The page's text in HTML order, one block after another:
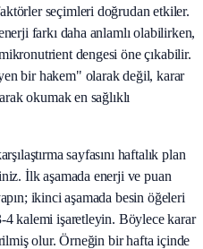
seçimleri doğrudan etkiler.
farkı daha anlamlı olabilirken,
dengesi öne çıkabilir.
bir hakem" olarak değil, karar
okumak en sağlıklı
sayfasını haftalık plan
İlk aşamada enerji ve puan
ikinci aşamada besin öğeleri
4 kalemi işaretleyin. Böylece karar
olur. Örneğin bir hafta içinde